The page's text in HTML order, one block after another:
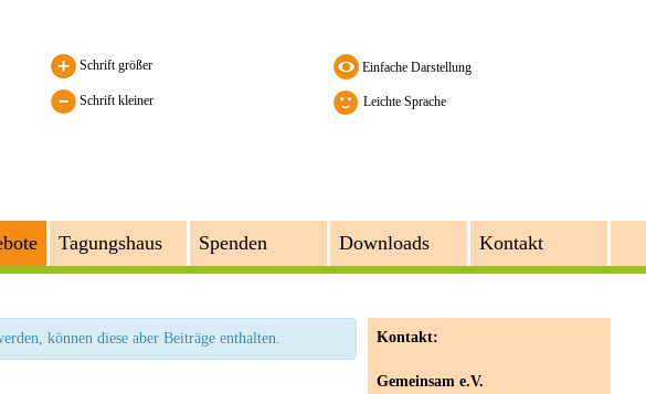
Schrift größer
Schrift kleiner Leichte Sprache
Tagungshaus Spenden Downloads Kontakt
können diese aber Beiträge enthalten. Kontakt:
Gemeinsam e.V.